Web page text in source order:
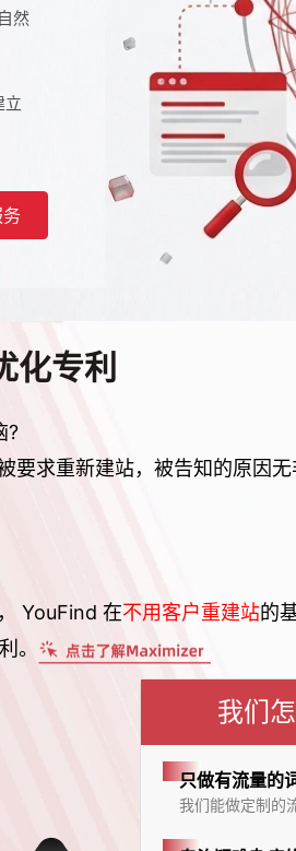
然
立
化专利
?
要求重新建站，被告知的原因
YouFind 在不用客户重建站的
。
我们
只做有流量的
我们能做定制的